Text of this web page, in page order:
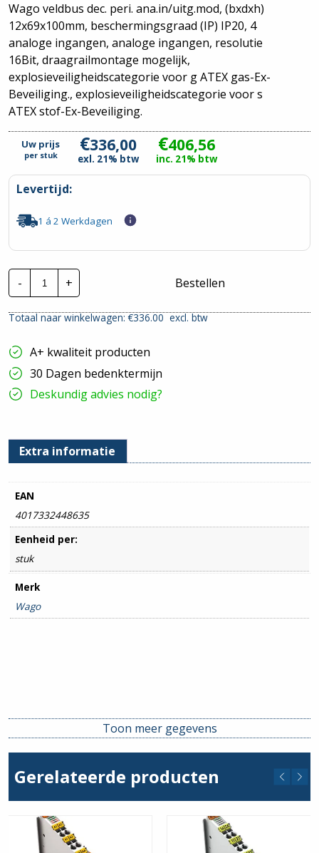
Wago veldbus dec. peri. ana.in/uitg.mod, (bxdxh)
12x69x100mm, beschermingsgraad (IP) IP20, 4
analoge ingangen, analoge ingangen, resolutie
16Bit, draagrailmontage mogelijk,
explosieveiligheidscategorie voor g ATEX gas-Ex-
Beveiliging., explosieveiligheidscategorie voor s
ATEX stof-Ex-Beveiliging.
Uw prijs
per stuk €336,00
exl. 21% btw
€406,56
inc. 21% btw
Levertijd:
1 á 2 Werkdagen
-
Wago
Veldbus
dec.
ana.in/uitg.mod
750-
450
hoeveelheid
+ Bestellen
Totaal naar winkelwagen: €336.00excl. btw
A+ kwaliteit producten
30 Dagen bedenktermijn
Deskundig advies nodig?
Extra informatie
EAN
4017332448635
Eenheid per:
stuk
Merk
Wago
Toon meer gegevens
Gerelateerde producten